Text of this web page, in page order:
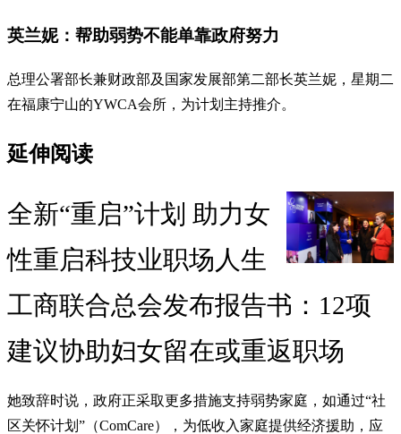
英兰妮：帮助弱势不能单靠政府努力
总理公署部长兼财政部及国家发展部第二部长英兰妮，星期二
在福康宁山的YWCA会所，为计划主持推介。
延伸阅读
全新“重启”计划 助力女
性重启科技业职场人生
工商联合总会发布报告书：12项
建议协助妇女留在或重返职场
她致辞时说，政府正采取更多措施支持弱势家庭，如通过“社
区关怀计划”（ComCare），为低收入家庭提供经济援助，应